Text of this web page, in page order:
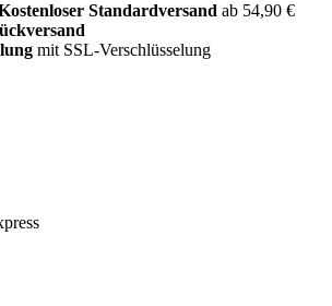
Standardversand ab 54,90 €
mit SSL-Verschlüsselung